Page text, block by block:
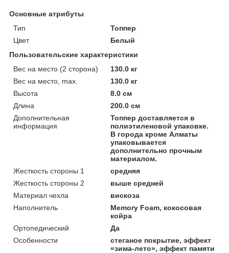
Основные атрибуты
Тип
Топпер
Цвет
Белый
Пользовательские характеристики
Вес на место (2 сторона)
130.0 кг
Вес на место, max.
130.0 кг
Высота
8.0 см
Длина
200.0 см
Дополнительная
информация
Топпер доставляется в
полиэтиленовой упаковке.
В города кроме Алматы
упаковывается
дополнительно прочным
материалом.
Жесткость стороны 1
средняя
Жесткость стороны 2
выше средней
Материал чехла
вискоза
Наполнитель
Memory Foam, кокосовая
койра
Ортопедический
Да
Особенности
стеганое покрытие, эффект
«зима-лето», эффект памяти